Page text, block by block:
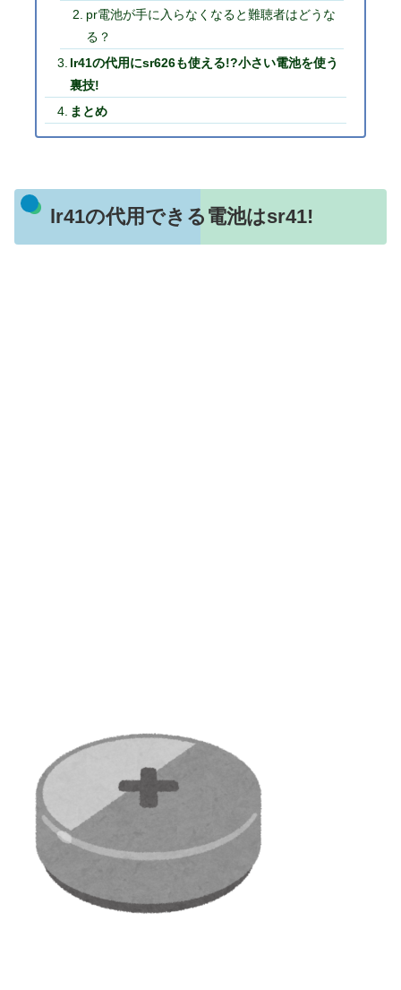
pr電池が手に入らなくなると難聴者はどうな
る？
lr41の代用にsr626も使える!?小さい電池を使う
裏技!
まとめ
lr41の代用できる電池はsr41!